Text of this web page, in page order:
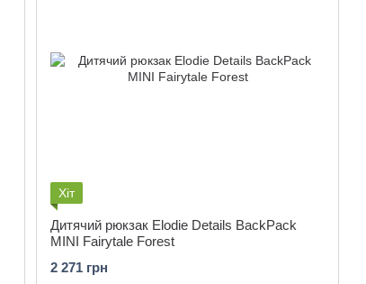
Хіт
Дитячий рюкзак Elodie Details BackPack
MINI Fairytale Forest
2 271 грн